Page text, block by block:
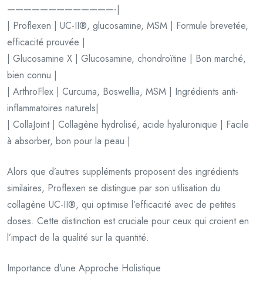
—————————————-|
| Proflexen | UC-II®, glucosamine, MSM | Formule brevetée,
efficacité prouvée |
| Glucosamine X | Glucosamine, chondroïtine | Bon marché,
bien connu |
| ArthroFlex | Curcuma, Boswellia, MSM | Ingrédients anti-
inflammatoires naturels|
| CollaJoint | Collagène hydrolisé, acide hyaluronique | Facile
à absorber, bon pour la peau |
Alors que d’autres suppléments proposent des ingrédients
similaires, Proflexen se distingue par son utilisation du
collagène UC-II®, qui optimise l’efficacité avec de petites
doses. Cette distinction est cruciale pour ceux qui croient en
l’impact de la qualité sur la quantité.
Importance d’une Approche Holistique